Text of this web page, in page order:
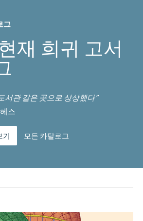
그
재 희귀 고서
서관 같은 곳으로 상상했다”
스
기 모든 카탈로그